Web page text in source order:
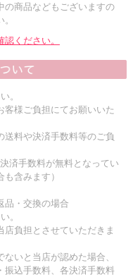
の商品などもございますの
ください。
。
客様ご負担にてお願いいた
送料や決済手数料等のご負
済手数料が無料となってい
含みます）
品・交換の場合
。
店負担とさせていただきま
いと当店が認めた場合、
振込手数料、各決済手数料